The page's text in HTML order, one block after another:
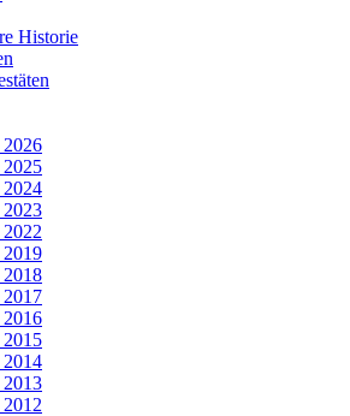
Historie
2026
2025
2024
2023
2019
2018
2017
2016
2015
2014
2013